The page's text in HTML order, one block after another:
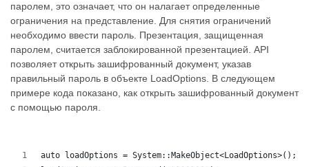
паролем, это означает, что он налагает определенные
ограничения на представление. Для снятия ограничений
необходимо ввести пароль. Презентация, защищенная
паролем, считается заблокированной презентацией. API
позволяет открыть зашифрованный документ, указав
правильный пароль в объекте LoadOptions. В следующем
примере кода показано, как открыть зашифрованный документ
с помощью пароля.
auto loadOptions = System::MakeObject<LoadOptions>();